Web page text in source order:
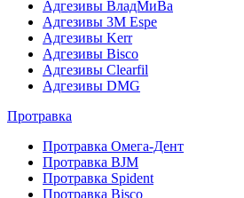
Адгезивы ВладМиВа
Адгезивы 3M Espe
Адгезивы Kerr
Адгезивы Bisco
Адгезивы Clearfil
Адгезивы DMG
Протравка
Протравка Омега-Дент
Протравка BJM
Протравка Spident
Протравка Bisco